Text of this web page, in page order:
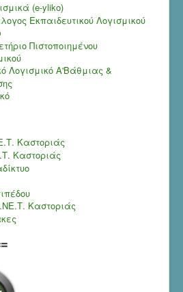
(e-yliko)
Εκπαιδευτικού Λογισμικού
Πιστοποιημένου
Λογισμικό Α'Βάθμιας &
Καστοριάς
Καστοριάς
Καστοριάς